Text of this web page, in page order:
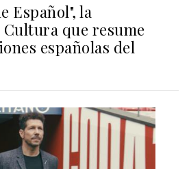
Español", la
Cultura que resume
españolas del